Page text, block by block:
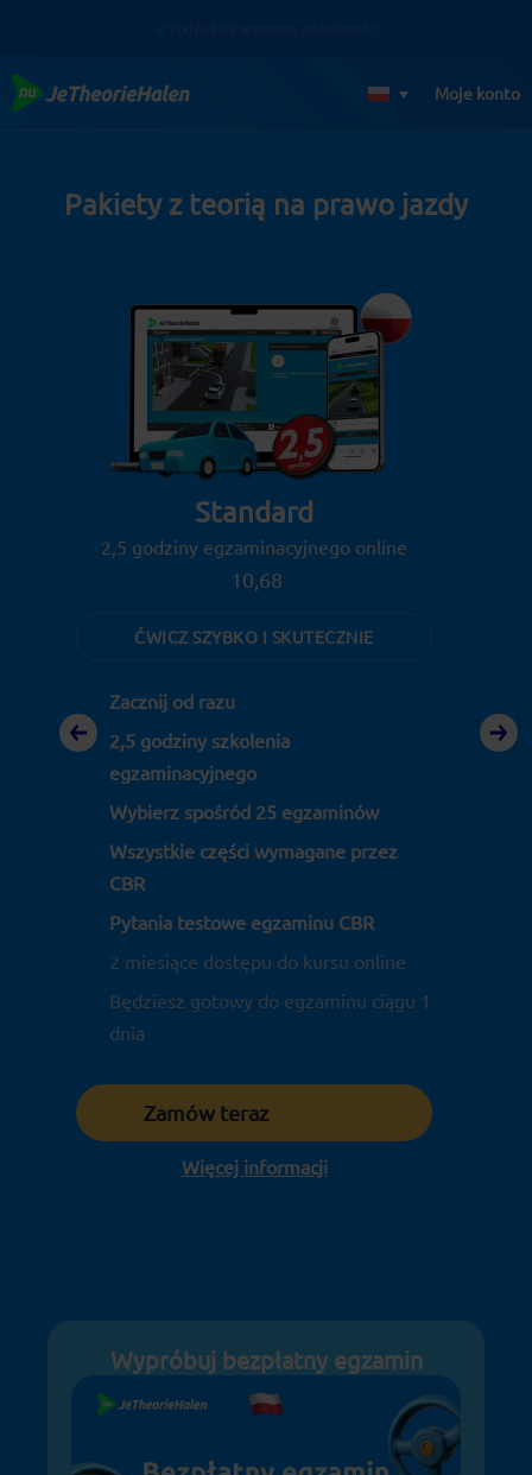
treści
Moje konto
Pakiety z teorią na prawo jazdy
Standard
2,5 godziny egzaminacyjnego online
10,68
ĆWICZ SZYBKO I SKUTECZNIE
Zacznij od razu
2,5 godziny szkolenia
egzaminacyjnego
Wybierz spośród 25 egzaminów
Wszystkie części wymagane przez
CBR
Pytania testowe egzaminu CBR
2 miesiące dostępu do kursu online
Będziesz gotowy do egzaminu ciągu 1
dnia
Zamów teraz
Więcej informacji
Wypróbuj bezpłatny egzamin